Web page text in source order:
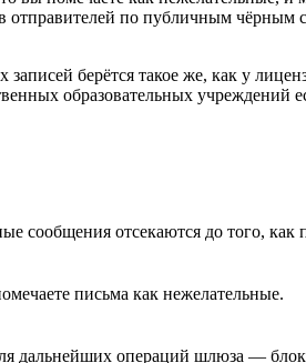
отправителей по публичным
берётся такое же, как у
образовательных учреждений
сообщения отсекаются до того, как
письма как нежелательные.
дальнейших операций шлюза —